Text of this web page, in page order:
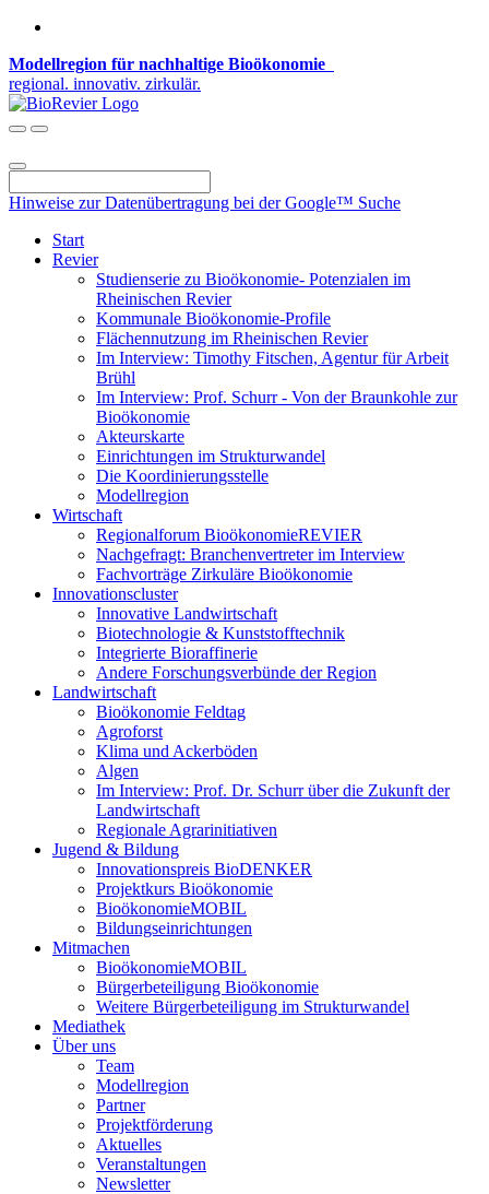
Modellregion für nachhaltige Bioökonomie
regional. innovativ. zirkulär.
Hinweise zur Datenübertragung bei der Google™ Suche
Start
Revier
Studienserie zu Bioökonomie- Potenzialen im
Rheinischen Revier
Kommunale Bioökonomie-Profile
Flächennutzung im Rheinischen Revier
Im Interview: Timothy Fitschen, Agentur für Arbeit
Brühl
Im Interview: Prof. Schurr - Von der Braunkohle zur
Bioökonomie
Akteurskarte
Einrichtungen im Strukturwandel
Die Koordinierungsstelle
Modellregion
Wirtschaft
Regionalforum BioökonomieREVIER
Nachgefragt: Branchenvertreter im Interview
Fachvorträge Zirkuläre Bioökonomie
Innovationscluster
Innovative Landwirtschaft
Biotechnologie & Kunststofftechnik
Integrierte Bioraffinerie
Andere Forschungsverbünde der Region
Landwirtschaft
Bioökonomie Feldtag
Agroforst
Klima und Ackerböden
Algen
Im Interview: Prof. Dr. Schurr über die Zukunft der
Landwirtschaft
Regionale Agrarinitiativen
Jugend & Bildung
Innovationspreis BioDENKER
Projektkurs Bioökonomie
BioökonomieMOBIL
Bildungseinrichtungen
Mitmachen
BioökonomieMOBIL
Bürgerbeteiligung Bioökonomie
Weitere Bürgerbeteiligung im Strukturwandel
Mediathek
Über uns
Team
Modellregion
Partner
Projektförderung
Aktuelles
Veranstaltungen
Newsletter